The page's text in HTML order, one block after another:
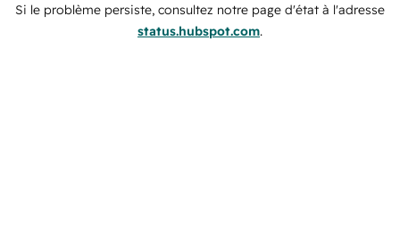
Si le problème persiste, consultez notre page d'état à l'adresse
status.hubspot.com.